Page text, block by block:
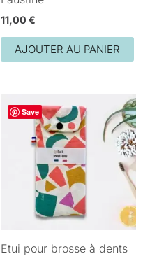
11,00 €
AJOUTER AU PANIER
Save
Etui pour brosse à dents